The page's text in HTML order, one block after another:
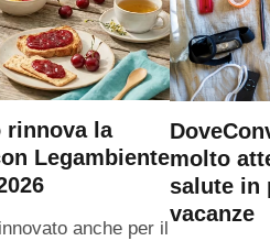
rinnova la
Legambiente
anche per il
molto
salute in
vacanze